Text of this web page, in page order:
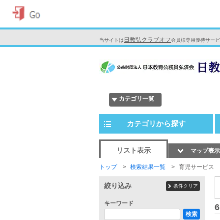
当サイトは 日教弘クラブオフ会員様専用優待サー
カテゴリ一覧
カテゴリから探す
リスト表示 マップ表示
トップ 検索結果一覧 育児サービス
絞り込み 条件クリア
キーワード
検索